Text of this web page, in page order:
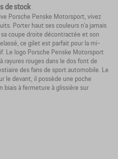
de stock
Porsche Penske Motorsport, vivez
Porter haut ses couleurs n’a jamais
coupe droite décontractée et son
ce gilet est parfait pour la mi-
Le logo Porsche Penske Motorsport
rayures rouges dans le dos font de
des fans de sport automobile. Le
le devant, il possède une poche
biais à fermeture à glissière sur